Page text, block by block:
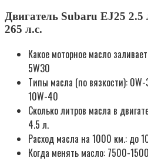
Двигатель Subaru EJ25 2.5
265 л.с.
Какое моторное масло
5W30
Типы масла (по вязкости):
10W-40
Сколько литров масла в
4.5 л.
Расход масла на 1000 км.: до
Когда менять масло: 7500-